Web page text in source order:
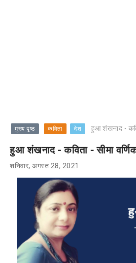
मुख्य पृष्ठ कविता देश हुआ शंखनाद -
हुआ शंखनाद - कविता - सीमा
शनिवार, अगस्त 28, 2021